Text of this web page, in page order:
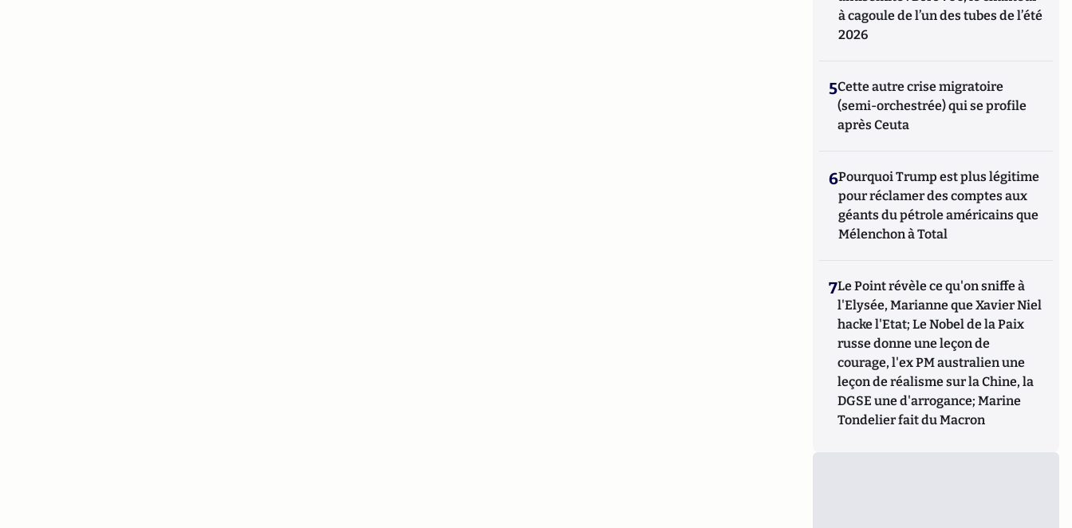
à cagoule de l’un des tubes de l’été
2026
5Cette autre crise migratoire
(semi-orchestrée) qui se profile
après Ceuta
6Pourquoi Trump est plus légitime
pour réclamer des comptes aux
géants du pétrole américains que
Mélenchon à Total
7Le Point révèle ce qu'on sniffe à
l'Elysée, Marianne que Xavier Niel
hacke l'Etat; Le Nobel de la Paix
russe donne une leçon de
courage, l'ex PM australien une
leçon de réalisme sur la Chine, la
DGSE une d'arrogance; Marine
Tondelier fait du Macron